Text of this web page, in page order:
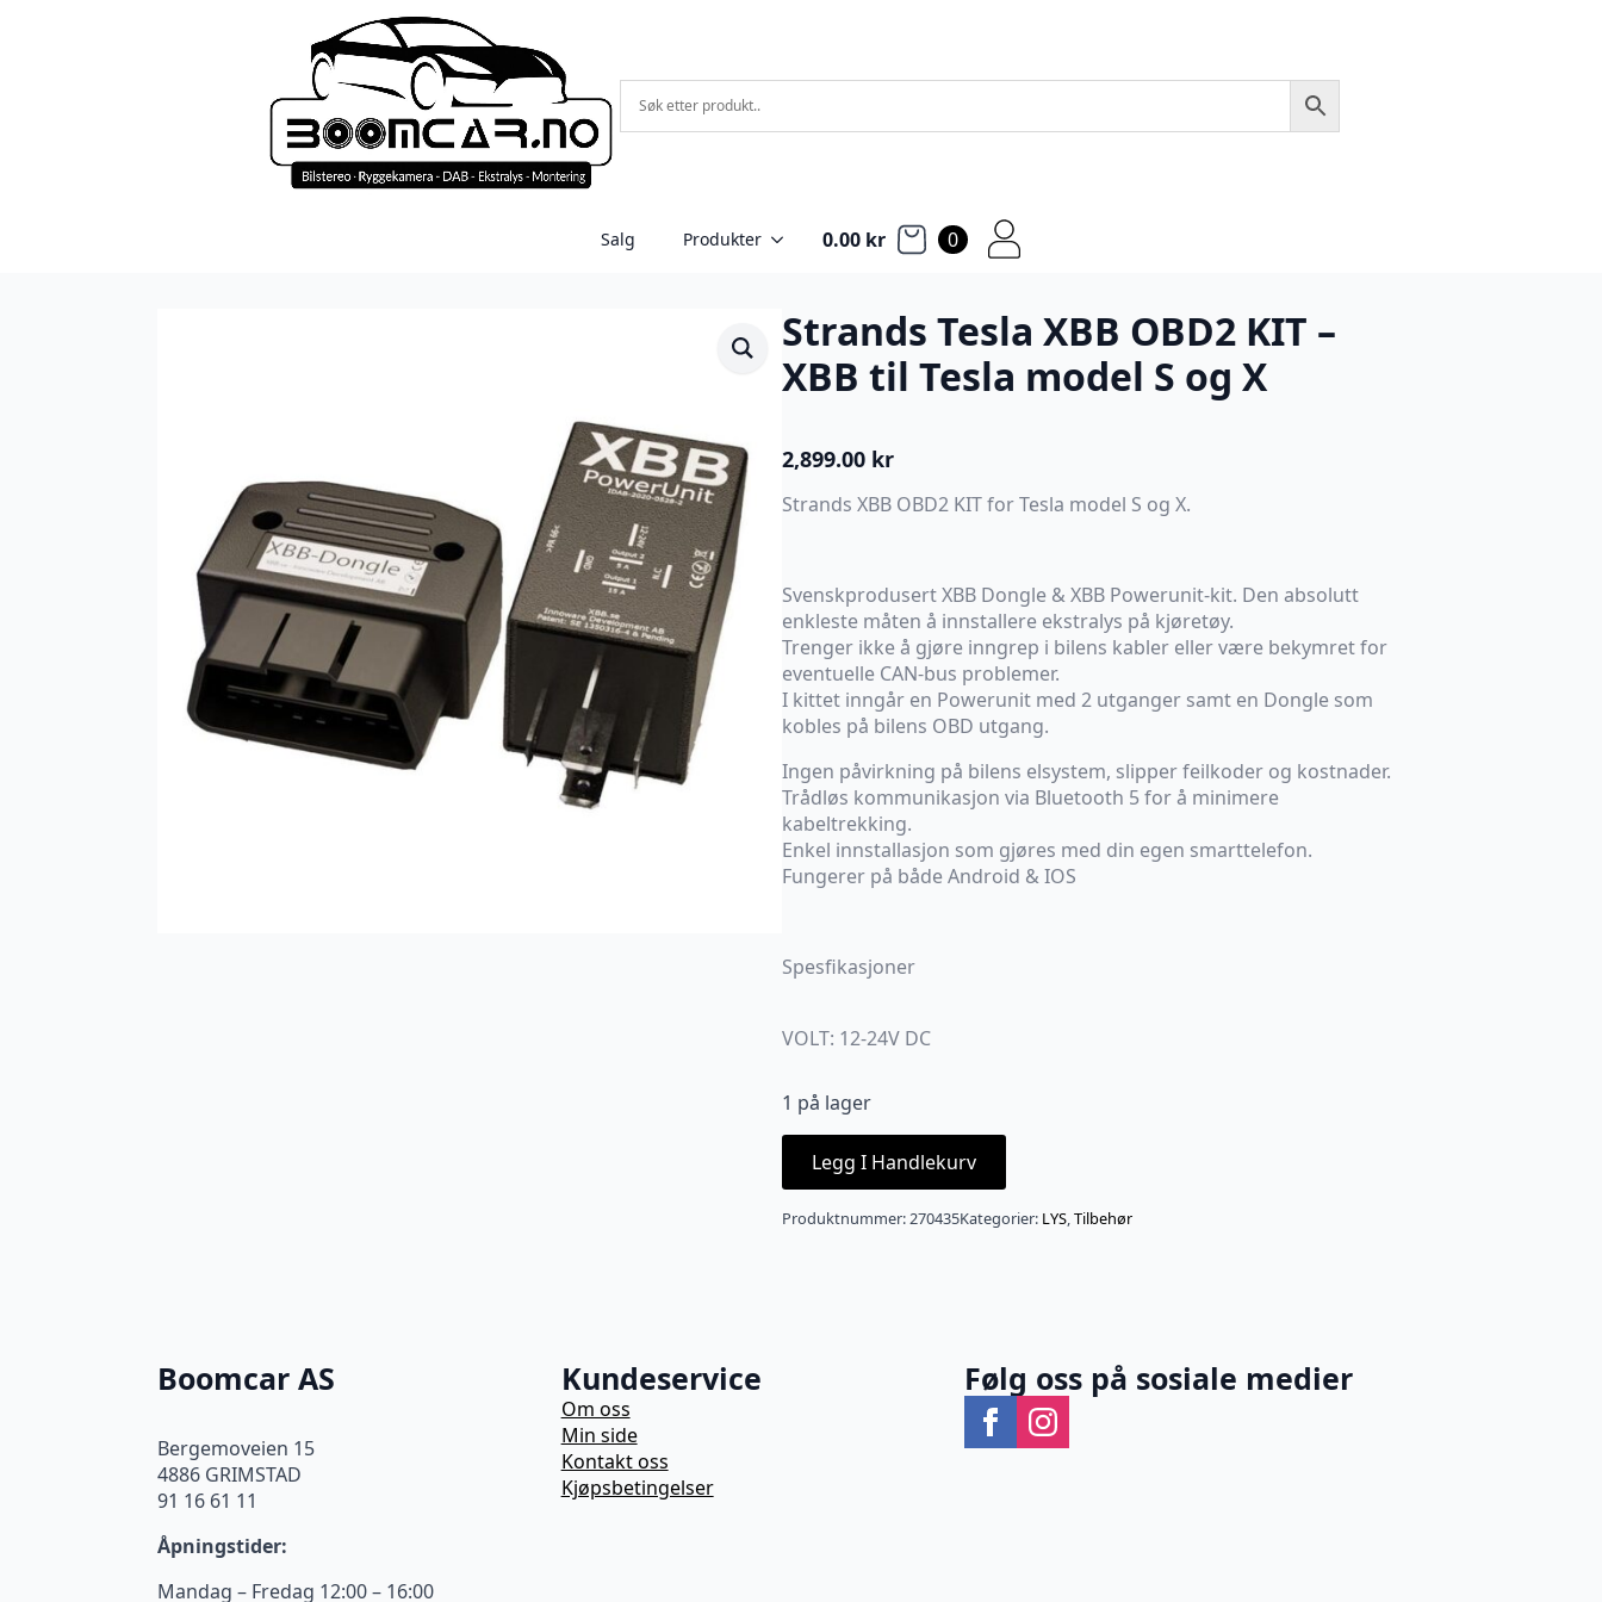
Salg Produkter 0.00 kr 0
Strands Tesla XBB OBD2 KIT –
XBB til Tesla model S og X
2,899.00 kr
Strands XBB OBD2 KIT for Tesla model S og X.
Svenskprodusert XBB Dongle & XBB Powerunit-kit. Den absolutt
enkleste måten å innstallere ekstralys på kjøretøy.
Trenger ikke å gjøre inngrep i bilens kabler eller være bekymret for
eventuelle CAN-bus problemer.
I kittet inngår en Powerunit med 2 utganger samt en Dongle som
kobles på bilens OBD utgang.
Ingen påvirkning på bilens elsystem, slipper feilkoder og kostnader.
Trådløs kommunikasjon via Bluetooth 5 for å minimere
kabeltrekking.
Enkel innstallasjon som gjøres med din egen smarttelefon.
Fungerer på både Android & IOS
Spesfikasjoner
VOLT: 12-24V DC
1 på lager
Legg I Handlekurv
Produktnummer:270435Kategorier: LYS,Tilbehør
Boomcar AS
Bergemoveien 15
4886 GRIMSTAD
91 16 61 11
Åpningstider:
Mandag – Fredag 12:00 – 16:00
Kundeservice
Om oss
Min side
Kontakt oss
Kjøpsbetingelser
Følg oss på sosiale medier